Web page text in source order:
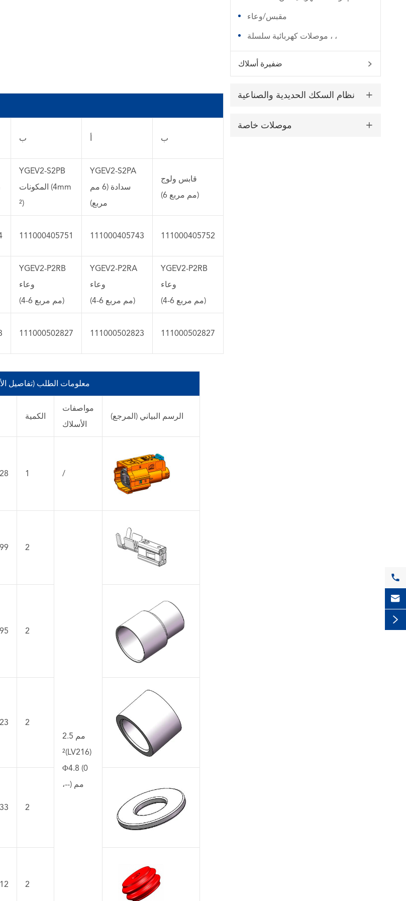
ب ب
YGEV2-S2PB
المكونات (4mm
²)
YGEV2-S2PA
سدادة (6 مم
مربع)
قابس ولوج
(6 مم مربع)
111000405751 111000405743 111000405752
YGEV2-P2RB
وعاء
(4-6 مم مربع)
YGEV2-P2RA
وعاء
(4-6 مم مربع)
YGEV2-P2RB
وعاء
(4-6 مم مربع)
111000502827 111000502823 111000502827
معلومات الطلب (تفاصيل
الكمية
مواصفات
الأسلاك
الرسم البياني (المرجع)
1 /
2
2.5 مم
²(LV216)
Φ4.8 (0
،--) مم
2
2
2
2
مقبس/وعاء
موصلات كهربائية سلسلة ، ،
ضفيرة أسلاك 
نظام السكك الحديدية والصناعية 
موصلات خاصة 



WhatsApp (如 +85291234567)